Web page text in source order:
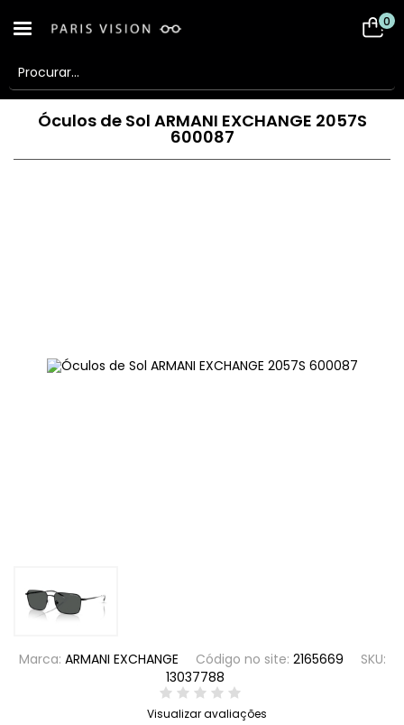
0
Óculos de Sol ARMANI EXCHANGE 2057S
600087
Marca: ARMANI EXCHANGE Código no site: 2165669
SKU:
13037788
Visualizar avaliações